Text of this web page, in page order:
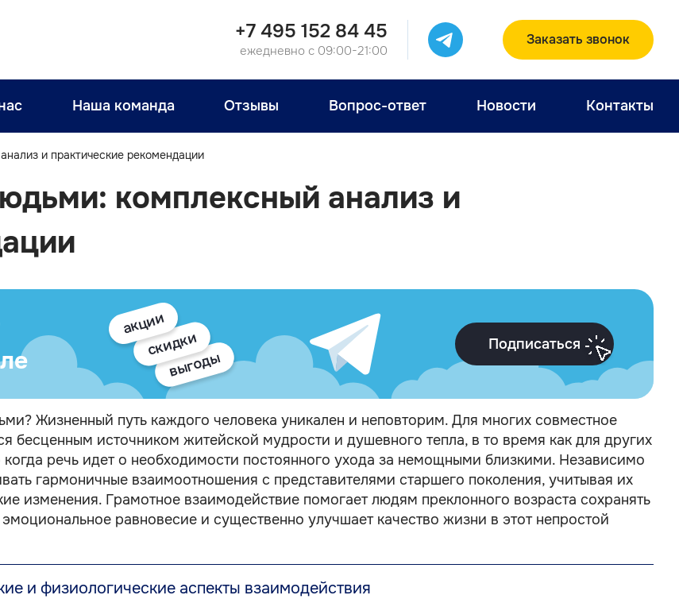
+7 495 152 84 45
ежедневно с 09:00-21:00
Заказать звонок
Наша команда Отзывы Вопрос-ответ Новости Контакты
и практические рекомендации
комплексный анализ и
акции
скидки
выгоды
Подписаться
Жизненный путь каждого человека уникален и неповторим. Для многих совместное
бесценным источником житейской мудрости и душевного тепла, в то время как для других
речь идет о необходимости постоянного ухода за немощными близкими. Независимо
гармоничные взаимоотношения с представителями старшего поколения, учитывая их
изменения. Грамотное взаимодействие помогает людям преклонного возраста сохранять
равновесие и существенно улучшает качество жизни в этот непростой
и физиологические аспекты взаимодействия